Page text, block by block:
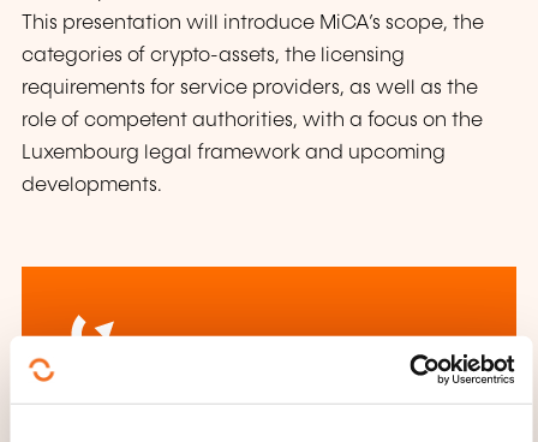
This presentation will introduce MiCA’s scope, the
categories of crypto-assets, the licensing
requirements for service providers, as well as the
role of competent authorities, with a focus on the
Luxembourg legal framework and upcoming
developments.